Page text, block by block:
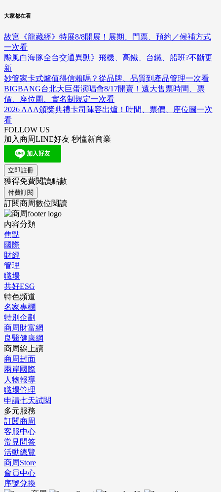
大家都在看
故宮《龍藏經》特展8/8開展！展期、門票、預約／候補方式
一次看
颱風白海豚全台交通異動》飛機、高鐵、台鐵、船班?不斷更
新
妙管家卡式爐值得信賴嗎？從品牌、品質到產品管理一次看
BIGBANG台北大巨蛋演唱會8/17開賣！遠大售票時間、票
價、座位圖、實名制規定一次看
2026 AAA頒獎典禮卡司陣容出爐！時間、票價、座位圖一次
看
FOLLOW US
加入商周LINE好友 秒懂新商業
立即註冊
獲得免費閱讀點數
付費訂閱
訂閱商周數位閱讀
內容分類
焦點
國際
財經
管理
職場
共好ESG
特色頻道
名家專欄
特別企劃
商周財富網
良醫健康網
商周線上讀
商周封面
兩岸國際
人物報導
職場管理
申請七天試閱
多元服務
訂閱商周
客服中心
常見問答
活動總覽
商周Store
會員中心
序號兌換